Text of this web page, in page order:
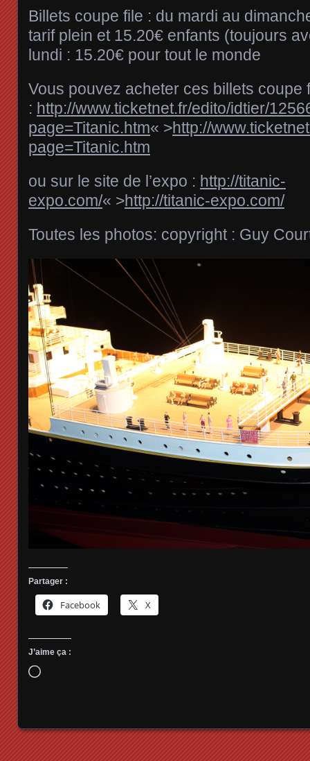
Billets coupe file : du mardi au
tarif plein et 15.20€ enfants (toujours
lundi : 15.20€ pour tout le monde
Vous pouvez acheter ces billets coupe
: http://www.ticketnet.fr/edito/idtier/
page=Titanic.htm« >http://
page=Titanic.htm
ou sur le site de l’expo : http://titanic-
expo.com/« >http://titanic-expo.com/
Toutes les photos: copyright : Guy
Partager :
Facebook X
J’aime ça :
Chargement…